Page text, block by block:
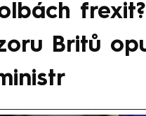
Britů